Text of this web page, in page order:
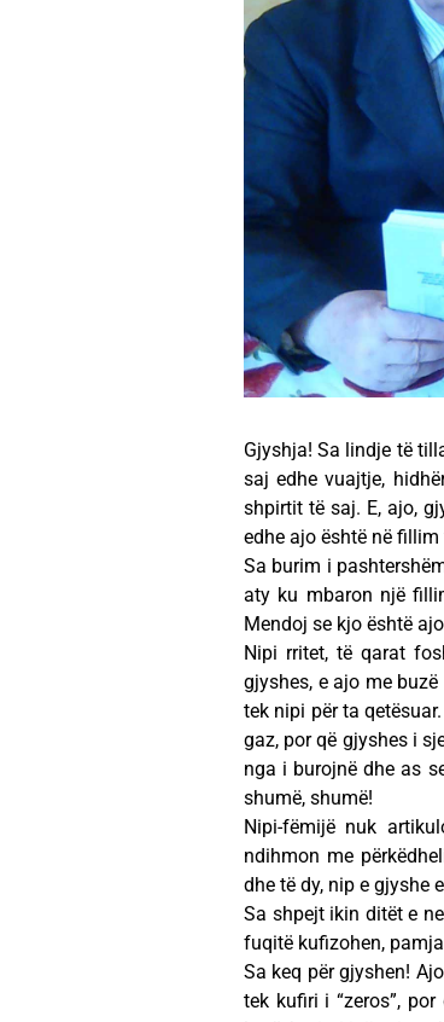
Gjyshja! Sa lindje të
saj edhe vuajtje,
shpirtit të saj. E, ajo,
edhe ajo është në fillim
Sa burim i
aty ku mbaron një
Mendoj se kjo është
Nipi rritet, të qarat
gjyshes, e ajo me
tek nipi për ta
gaz, por që gjyshes i
nga i burojnë dhe as
shumë, shumë!
Nipi-fëmijë nuk
ndihmon me
dhe të dy, nip e gjyshe
Sa shpejt ikin ditët e
fuqitë kufizohen,
Sa keq për gjyshen!
tek kufiri i “zeros”,